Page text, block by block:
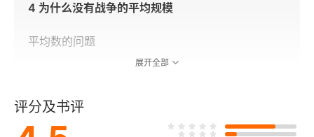
4 为什么没有战争的平均规模
平均数的问题
激励排挤效应
展开全部
评分及书评